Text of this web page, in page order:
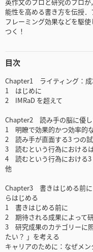
能性を高める書き方を伝授．
フレーミング効果などを駆
つく！
目次
Chapter1 ライティング：成
1 はじめに
2 IMRaD を超えて
Chapter2 読み手の脳に優し
1 明瞭で効果的かつ効率的
2 読み手が直面する3 つの
3 読むという行為における
4 読むという行為における3
他
Chapter3 書きはじめる前に
らはじめる
1 書きはじめる前に
2 期待される成果によって
3 研究成果のカテゴリーに
たい？ 」を考える
キャリアのために：なぜメ